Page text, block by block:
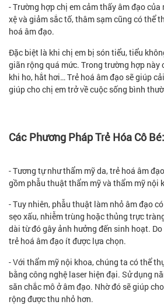
- Trường hợp chị em cảm thấy âm đạo
xệ và giảm sắc tố, thâm sạm cũng có thể
hoá âm đạo.
Đặc biệt là khi chị em bị són tiểu, tiểu
giãn rộng quá mức. Trong trường hợp này
khi ho, hắt hơi… Trẻ hoá âm đạo sẽ giúp
giúp cho chị em trở về cuộc sống bình
Các Phương Pháp Trẻ Hóa Cô Bé:
- Tương tự như thẩm mỹ da, trẻ hoá âm
gồm phẫu thuật thẩm mỹ và thẩm mỹ nội
- Tuy nhiên, phẫu thuật làm nhỏ âm đạo
sẹo xấu, nhiễm trùng hoặc thủng trực
dài từ đó gây ảnh hưởng đến sinh hoạt.
trẻ hoá âm đạo ít được lựa chọn.
- Với thẩm mỹ nội khoa, chúng ta có thể
bằng công nghệ laser hiện đại. Sử dụng
săn chắc mô ở âm đạo. Nhờ đó sẽ giúp
rộng được thu nhỏ hơn.